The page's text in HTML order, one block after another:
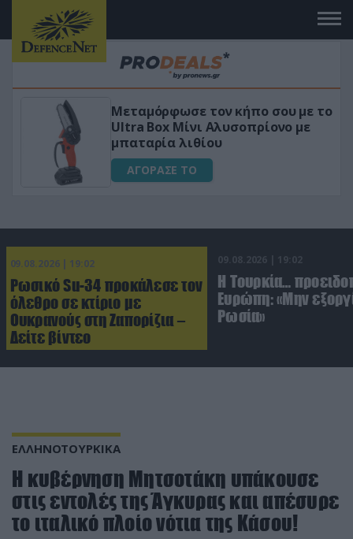
«Μαγική» φόρμουλα τριβόλι + VIP
για αύξηση της λίμπιντο
ΑΓΟΡΑΣΕ ΤΟ
09.08.2026 | 19:02
Ρωσικό Su-34 προκάλεσε τον
όλεθρο σε κτίριο με
Ουκρανούς στη Ζαπορίζια –
Δείτε βίντεο
09.08.2026 | 19:02
Η Τουρκία…
Ευρώπη: «Μην
Ρωσία»
ΕΛΛΗΝΟΤΟΥΡΚΙΚΑ
Η κυβέρνηση Μητσοτάκη υπάκουσε
στις εντολές της Άγκυρας και απέσυρε
το ιταλικό πλοίο νότια της Κάσου!